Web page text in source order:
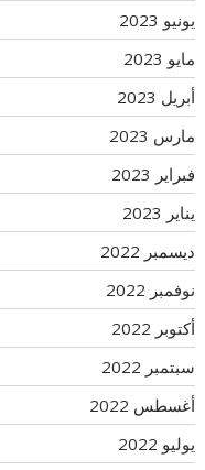
يونيو 2023
مايو 2023
أبريل 2023
مارس 2023
فبراير 2023
يناير 2023
ديسمبر 2022
نوفمبر 2022
أكتوبر 2022
سبتمبر 2022
أغسطس 2022
يوليو 2022